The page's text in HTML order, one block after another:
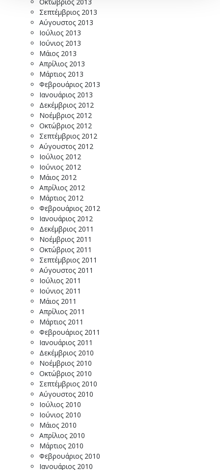
Σεπτέμβριος 2013
Αύγουστος 2013
Ιούλιος 2013
Ιούνιος 2013
Μάιος 2013
Απρίλιος 2013
Μάρτιος 2013
Φεβρουάριος 2013
Ιανουάριος 2013
Δεκέμβριος 2012
Νοέμβριος 2012
Οκτώβριος 2012
Σεπτέμβριος 2012
Αύγουστος 2012
Ιούλιος 2012
Ιούνιος 2012
Μάιος 2012
Απρίλιος 2012
Μάρτιος 2012
Φεβρουάριος 2012
Ιανουάριος 2012
Δεκέμβριος 2011
Νοέμβριος 2011
Οκτώβριος 2011
Σεπτέμβριος 2011
Αύγουστος 2011
Ιούλιος 2011
Ιούνιος 2011
Μάιος 2011
Απρίλιος 2011
Μάρτιος 2011
Φεβρουάριος 2011
Ιανουάριος 2011
Δεκέμβριος 2010
Νοέμβριος 2010
Οκτώβριος 2010
Σεπτέμβριος 2010
Αύγουστος 2010
Ιούλιος 2010
Ιούνιος 2010
Μάιος 2010
Απρίλιος 2010
Μάρτιος 2010
Φεβρουάριος 2010
Ιανουάριος 2010